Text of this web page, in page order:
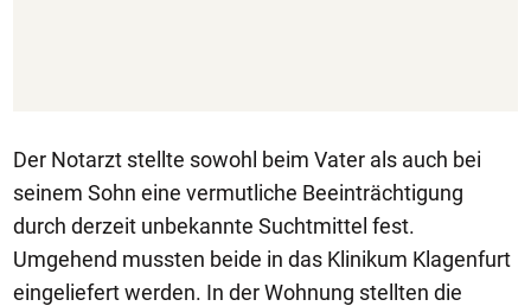
Der Notarzt stellte sowohl beim Vater als auch bei
seinem Sohn eine vermutliche Beeinträchtigung
durch derzeit unbekannte Suchtmittel fest.
Umgehend mussten beide in das Klinikum Klagenfurt
eingeliefert werden. In der Wohnung stellten die